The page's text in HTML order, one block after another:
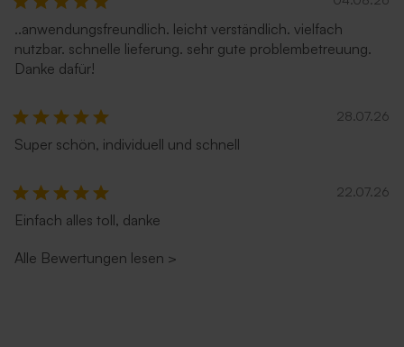
..anwendungsfreundlich. leicht verständlich. vielfach
nutzbar. schnelle lieferung. sehr gute problembetreuung.
Danke dafür!
28.07.26
Super schön, individuell und schnell
22.07.26
Einfach alles toll, danke
Alle Bewertungen lesen >